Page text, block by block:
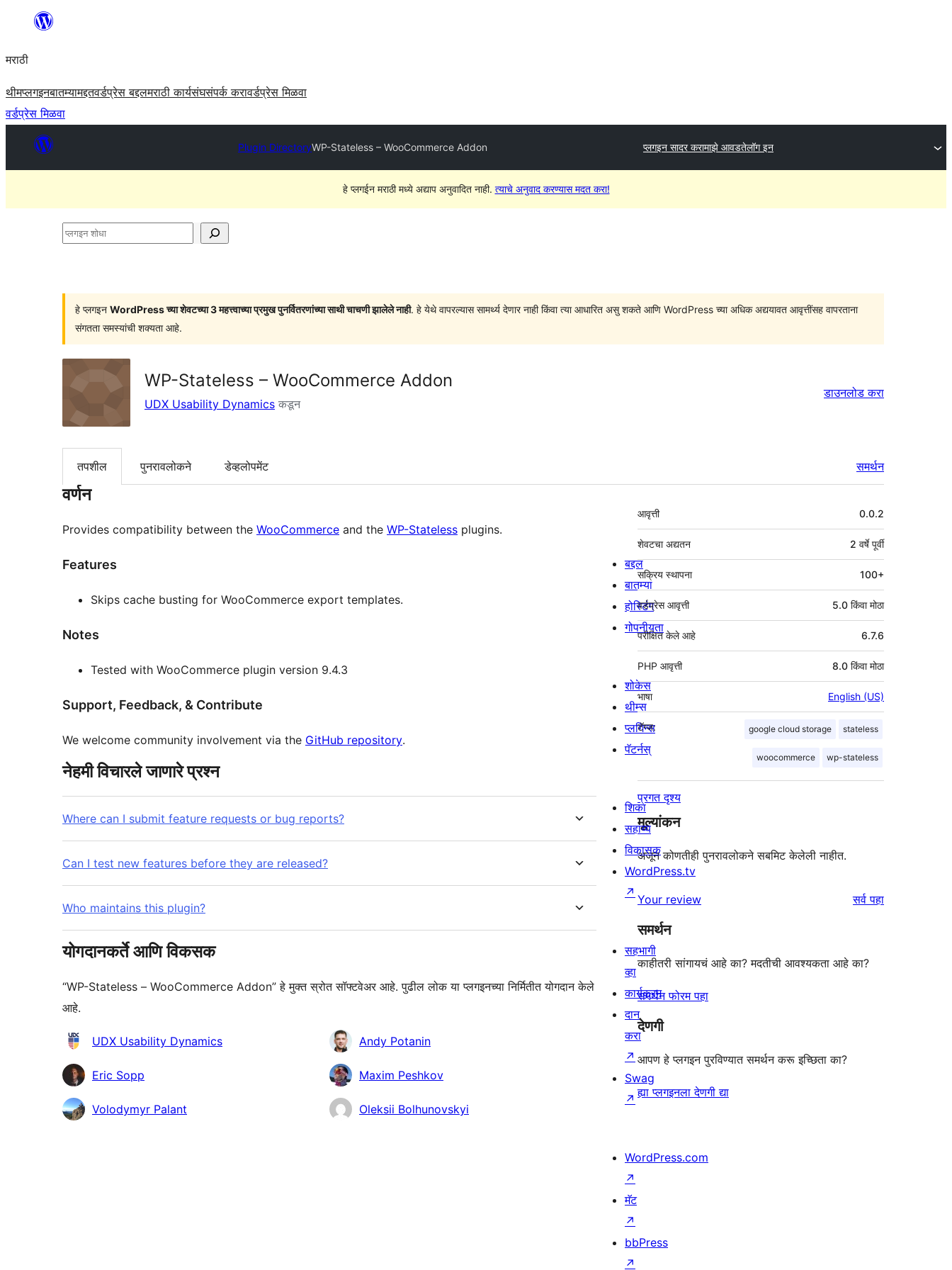
सामुग्रीवर
मराठी
थीमप्लगइनबातम्यामद्दतवर्डप्रेस बद्दलमराठी कार्यसंघसंपर्क करावर्डप्रेस मिळवा
वर्डप्रेस मिळवा
Plugin DirectoryWP-Stateless – WooCommerce Addon प्लगइन सादर करामाझे आवडतेलॉग इन
हे प्लगईन मराठी मध्ये अद्याप अनुवादित नाही. त्याचे अनुवाद करण्यास मदत करा!
प्लगइन
हे प्लगइन WordPress च्या शेवटच्या 3 महत्त्वाच्या प्रमुख पुनर्वितरणांच्या साथी चाचणी झालेले नाही. हे येथे वापरल्यास सामर्थ्य देणार नाही किंवा त्या आधारित असु शकते आणि WordPress च्या अधिक अद्ययावत आवृत्तींसह वापरताना
संगतता समस्यांची शक्यता आहे.
WP-Stateless – WooCommerce Addon
UDX Usability Dynamics कडून
डाउनलोड करा
तपशील पुनरावलोकने डेव्हलोपमेंट समर्थन
वर्णन
Provides compatibility between the WooCommerce and the WP-Stateless plugins.
Features
Skips cache busting for WooCommerce export templates.
Notes
Tested with WooCommerce plugin version 9.4.3
Support, Feedback, & Contribute
We welcome community involvement via the GitHub repository.
नेहमी विचारले जाणारे प्रश्न
Where can I submit feature requests or bug reports?
Can I test new features before they are released?
Who maintains this plugin?
योगदानकर्ते आणि विकसक
“WP-Stateless – WooCommerce Addon” हे मुक्त स्रोत सॉफ्टवेअर आहे. पुढील लोक या प्लगइनच्या निर्मितीत योगदान केले
आहे.
योगदानकर्तेUDX Usability Dynamics Andy Potanin
Eric Sopp Maxim Peshkov
Volodymyr Palant Oleksii Bolhunovskyi
मेटा
आवृत्ती 0.0.2
शेवटचा अद्यतन 2 वर्षे पूर्वी
सक्रिय स्थापना 100+
वर्डप्रेस आवृत्ती 5.0 किंवा मोठा
परीक्षित केले आहे 6.7.6
PHP आवृत्ती 8.0 किंवा मोठा
भाषा English (US)
टॅग्ज: google cloud storage stateless
woocommerce wp-stateless
प्रगत दृश्य
मूल्यांकन
अजून कोणतीही पुनरावलोकने सबमिट केलेली नाहीत.
Your review सर्वपुनरावलोकने
पहा
समर्थन
काहीतरी सांगायचं आहे का? मदतीची आवश्यकता आहे का?
समर्थन फोरम पहा
देणगी
आपण हे प्लगइन पुरविण्यात समर्थन करू इच्छिता का?
ह्या प्लगइनला देणगी द्या
बद्दल
बातम्या
होस्टिंग
गोपनीयता
शोकेस
थीम्स
प्लगिन्स
पॅटर्नस्
शिका
सहाय्य
विकासक
WordPress.tv
↗
सहभागी
व्हा
कार्यक्रम
दान
करा
↗
Swag
↗
WordPress.com
↗
मॅट
↗
bbPress
↗